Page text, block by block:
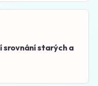
srovnání starých a